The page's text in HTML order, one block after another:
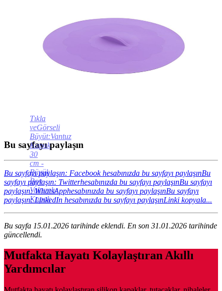
Tıkla
veGörseli
Büyüt:Vantuz
Kapak
30
cm -
Büyük
Boy
Vakumlu
Kapak
Bu sayfayı paylaşın
Bu sayfayı paylaşın: Facebook hesabınızda bu sayfayı paylaşınBu
sayfayı paylaşın: Twitterhesabınızda bu sayfayı paylaşınBu sayfayı
paylaşın: WhatsApphesabınızda bu sayfayı paylaşınBu sayfayı
paylaşın: LinkedIn hesabınızda bu sayfayı paylaşınLinki kopyala...
Bu sayfa 15.01.2026 tarihinde eklendi. En son 31.01.2026 tarihinde
güncellendi.
Mutfakta Hayatı Kolaylaştıran Akıllı
Yardımcılar